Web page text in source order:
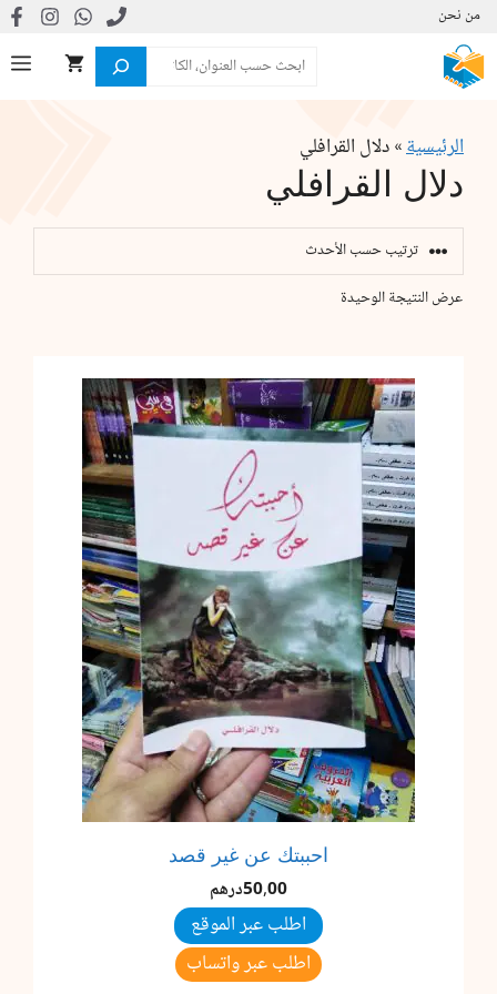
انتقل
إلى
المحتوى
من نحن
البحث
الرئيسية»دلال القرافلي
دلال القرافلي
عرض النتيجة الوحيدة
احببتك عن غير قصد
50,00درهم
اطلب عبر الموقع
اطلب عبر واتساب